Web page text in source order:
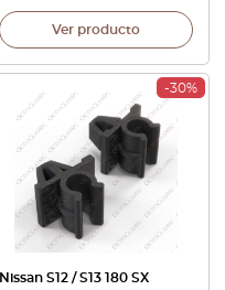
Ver producto
-30%
Nissan S12 / S13 180 SX